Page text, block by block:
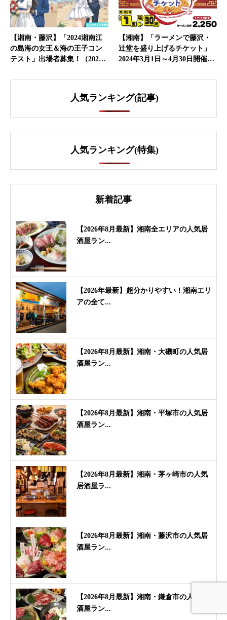
【湘南・藤沢】「2024湘南江
の島海の女王＆海の王子コン
テスト」出場者募集！（202…
【湘南】「ラーメンで藤沢・
辻堂を盛り上げるチケット」
2024年3月1日～4月30日開催…
人気ランキング(記事)
人気ランキング(特集)
新着記事
【2026年8月最新】湘南全エリアの人気居
酒屋ラン...
【2026年最新】超分かりやすい！湘南エリ
アの全て...
【2026年8月最新】湘南・大磯町の人気居
酒屋ラン...
【2026年8月最新】湘南・平塚市の人気居
酒屋ラン...
【2026年8月最新】湘南・茅ヶ崎市の人気
居酒屋ラ...
【2026年8月最新】湘南・藤沢市の人気居
酒屋ラン...
【2026年8月最新】湘南・鎌倉市の人気居
酒屋ラン...